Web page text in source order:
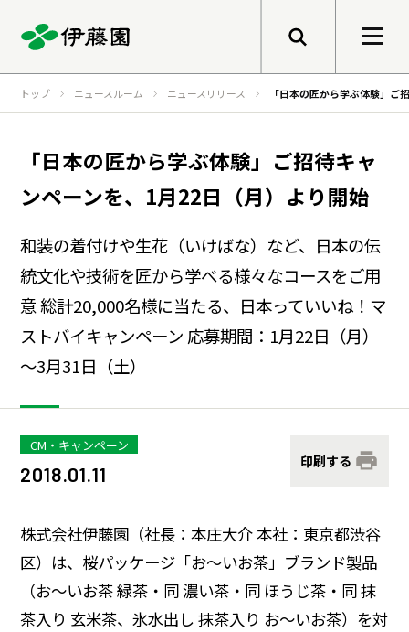
メニューを開く
企業情報
トップメッセージ
グループ経営理念
事業紹介
会社概要
伊藤園のあゆみ
コンプライアンス
サステナビリティ
トップメッセージ
基本的な考え方と推進体制
統合レポート
サステナビリティトップ
健康価値の創造
研究開発への考え方・体制
研究・技術開発
3つの重点テーマ
研究リリース
IR・投資家情報
個人投資家の皆さまへ
経営戦略
ニュースルーム
検索
トップ ニュースルーム ニュースリリース 「日本の匠から学ぶ体験」ご
「日本の匠から学ぶ体験」ご招待キャ
ンペーンを、1月22日（月）より開始
和装の着付けや生花（いけばな）など、日本の伝
統文化や技術を匠から学べる様々なコースをご用
意 総計20,000名様に当たる、日本っていいね！マ
ストバイキャンペーン 応募期間：1月22日（月）
～3月31日（土）
印刷する
CM・キャンペーン
2018.01.11
株式会社伊藤園（社長：本庄大介 本社：東京都渋谷
区）は、桜パッケージ「お～いお茶」ブランド製品
（お～いお茶 緑茶・同 濃い茶・同 ほうじ茶・同 抹
茶入り 玄米茶、氷水出し 抹茶入り お～いお茶）を対